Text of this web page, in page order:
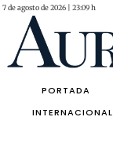
7 de agosto de 2026 | 23:09 h
PORTADA
INTERNACIONAL